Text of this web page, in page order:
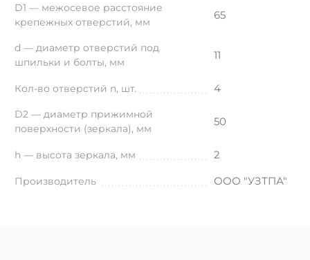
D1 — межосевое расстояние
крепежных отверстий, мм
65
d — диаметр отверстий под
шпильки и болты, мм
11
Кол-во отверстий n, шт. 4
D2 — диаметр прижимной
поверхности (зеркала), мм
50
h — высота зеркала, мм 2
Производитель ООО "УЗТПА"